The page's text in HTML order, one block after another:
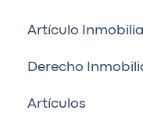
Artículo
Derecho
Artículos